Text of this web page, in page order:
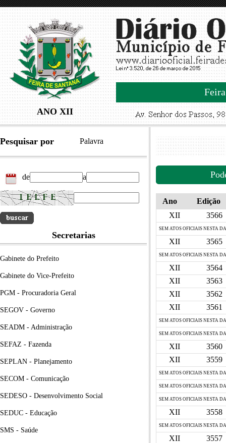
ANO XII
Pesquisar por Palavra
de a
Secretarias
Gabinete do Prefeito
Gabinete do Vice-Prefeito
PGM - Procuradoria Geral
SEGOV - Governo
SEADM - Administração
SEFAZ - Fazenda
SEPLAN - Planejamento
SECOM - Comunicação
SEDESO - Desenvolvimento Social
SEDUC - Educação
SMS - Saúde
Ano
Edição
XII
3566
SEM ATOS OFICIAIS NESTA
XII 3565
SEM ATOS OFICIAIS NESTA
XII
3564
XII
3563
XII
3562
XII
3561
SEM ATOS OFICIAIS NESTA
SEM ATOS OFICIAIS NESTA
XII
3560
XII
3559
SEM ATOS OFICIAIS NESTA
SEM ATOS OFICIAIS NESTA
SEM ATOS OFICIAIS NESTA
XII 3558
SEM ATOS OFICIAIS NESTA
XII
3557